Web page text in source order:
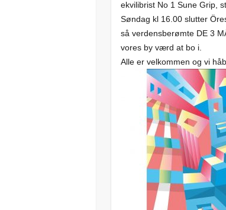
ekvilibrist No 1 Sune Grip,
Søndag kl 16.00 slutter
så verdensberømte DE 3
vores by værd at bo i.
Alle er velkommen og vi